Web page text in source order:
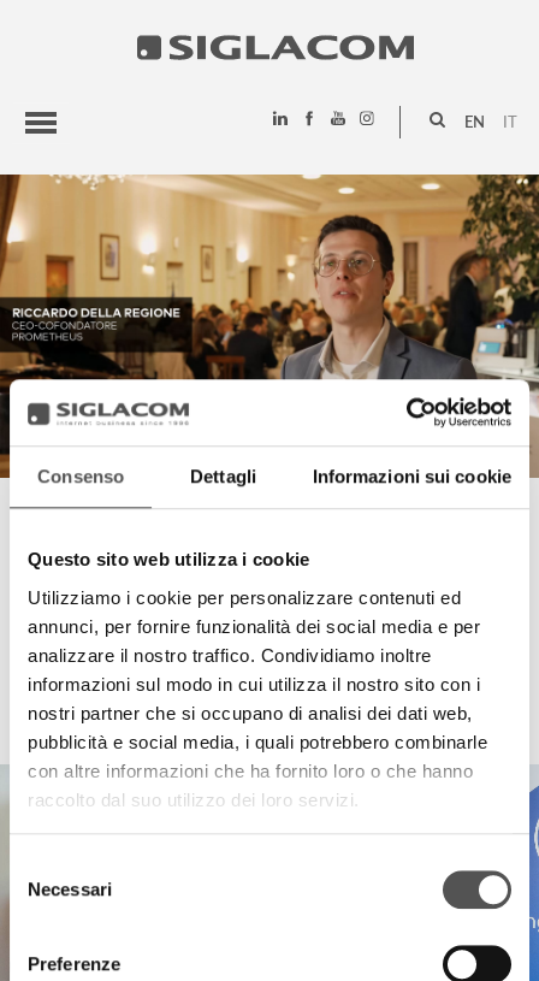
Consenso Dettagli Informazioni sui cookie
Questo sito web utilizza i cookie
Utilizziamo i cookie per personalizzare contenuti ed
annunci, per fornire funzionalità dei social media e per
analizzare il nostro traffico. Condividiamo inoltre
informazioni sul modo in cui utilizza il nostro sito con i
nostri partner che si occupano di analisi dei dati web,
pubblicità e social media, i quali potrebbero combinarle
con altre informazioni che ha fornito loro o che hanno
raccolto dal suo utilizzo dei loro servizi.
delNecessari
Preferenze
EN
HIGHLIGHTS
PROJECTS
SIGLACOM
HIGHLIGHTS